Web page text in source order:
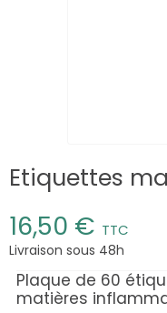
Etiquettes
16,50 € TTC
Livraison sous 48h
Plaque de 60
matières